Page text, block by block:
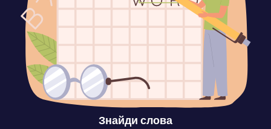
Знайди слова